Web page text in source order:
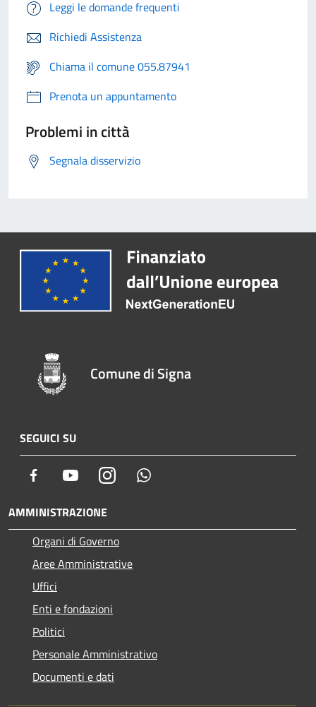
Leggi le domande frequenti
Richiedi Assistenza
Chiama il comune 055.87941
Prenota un appuntamento
Problemi in città
Segnala disservizio
Comune di Signa
SEGUICI SU
Facebook YoutubeInstagram
AMMINISTRAZIONE
Organi di Governo
Aree Amministrative
Uffici
Enti e fondazioni
Politici
Personale Amministrativo
Documenti e dati